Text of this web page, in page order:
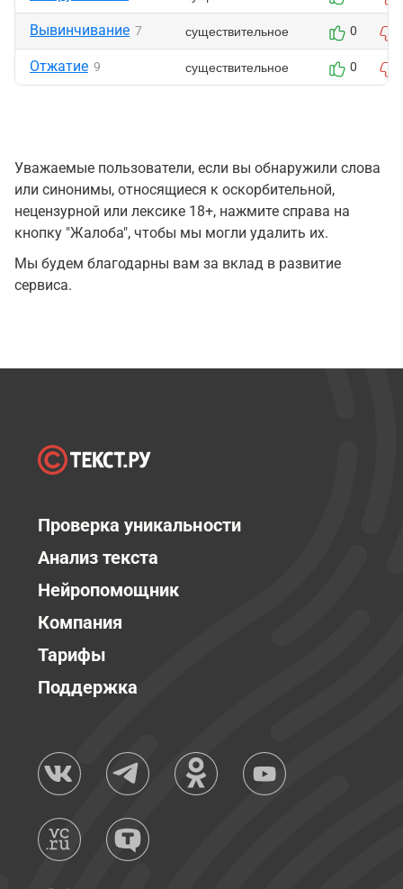
Вывинчивание 7 существительное 0
Отжатие 9 существительное 0
Уважаемые пользователи, если вы обнаружили слова
или синонимы, относящиеся к оскорбительной,
нецензурной или лексике 18+, нажмите справа на
кнопку "Жалоба", чтобы мы могли удалить их.
Мы будем благодарны вам за вклад в развитие
сервиса.
Проверка уникальности
Анализ текста
Нейропомощник
Компания
Тарифы
Поддержка